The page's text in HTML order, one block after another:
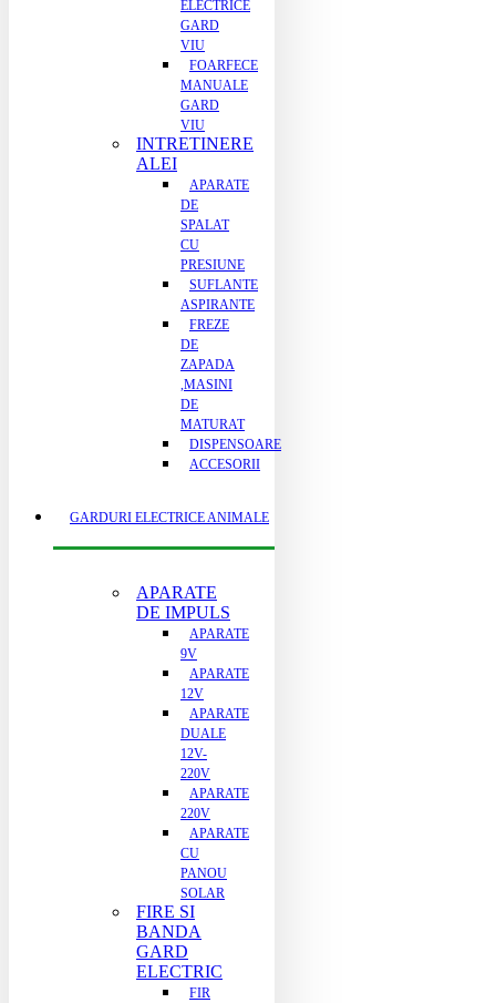
ELECTRICE
GARD
VIU
FOARFECE
MANUALE
GARD
VIU
INTRETINERE
ALEI
APARATE
DE
SPALAT
CU
PRESIUNE
SUFLANTE
ASPIRANTE
FREZE
DE
ZAPADA
,MASINI
DE
MATURAT
DISPENSOARE
ACCESORII
GARDURI ELECTRICE ANIMALE
APARATE
DE IMPULS
APARATE
9V
APARATE
12V
APARATE
DUALE
12V-
220V
APARATE
220V
APARATE
CU
PANOU
SOLAR
FIRE SI
BANDA
GARD
ELECTRIC
FIR